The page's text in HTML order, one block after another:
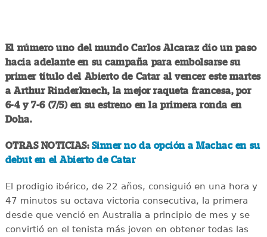
El número uno del mundo Carlos Alcaraz dio un paso
hacia adelante en su campaña para embolsarse su
primer título del Abierto de Catar al vencer este martes
a Arthur Rinderknech, la mejor raqueta francesa, por
6-4 y 7-6 (7/5) en su estreno en la primera ronda en
Doha.
OTRAS NOTICIAS: Sinner no da opción a Machac en su
debut en el Abierto de Catar
El prodigio ibérico, de 22 años, consiguió en una hora y
47 minutos su octava victoria consecutiva, la primera
desde que venció en Australia a principio de mes y se
convirtió en el tenista más joven en obtener todas las